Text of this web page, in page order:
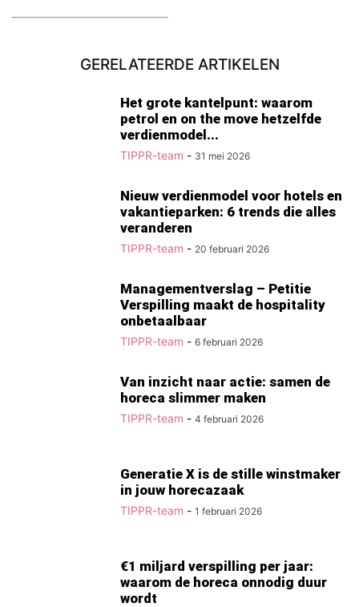
GERELATEERDE ARTIKELEN
Het grote kantelpunt: waarom
petrol en on the move hetzelfde
verdienmodel...
TIPPR-team - 31 mei 2026
Nieuw verdienmodel voor hotels en
vakantieparken: 6 trends die alles
veranderen
TIPPR-team - 20 februari 2026
Managementverslag – Petitie
Verspilling maakt de hospitality
onbetaalbaar
TIPPR-team - 6 februari 2026
Van inzicht naar actie: samen de
horeca slimmer maken
TIPPR-team - 4 februari 2026
Generatie X is de stille winstmaker
in jouw horecazaak
TIPPR-team - 1 februari 2026
€1 miljard verspilling per jaar:
waarom de horeca onnodig duur
wordt